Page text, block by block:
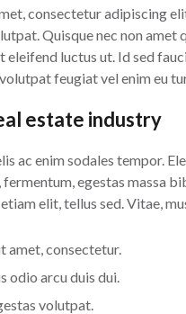
consectetur adipiscing
Quisque nec non
luctus ut. Id sed
feugiat vel enim eu
estate industry
ac enim sodales tempor.
fermentum, egestas massa
elit, tellus sed. Vitae,
amet, consectetur.
odio arcu duis dui.
volutpat.